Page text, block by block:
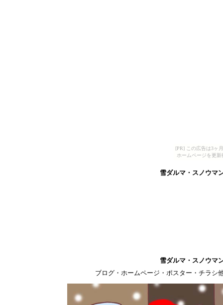
[PR] この広告は3ヶ
ホームページを更
雪ダルマ・スノウマ
雪ダルマ・スノウマ
ブログ・ホームページ・ポスター・チラシ